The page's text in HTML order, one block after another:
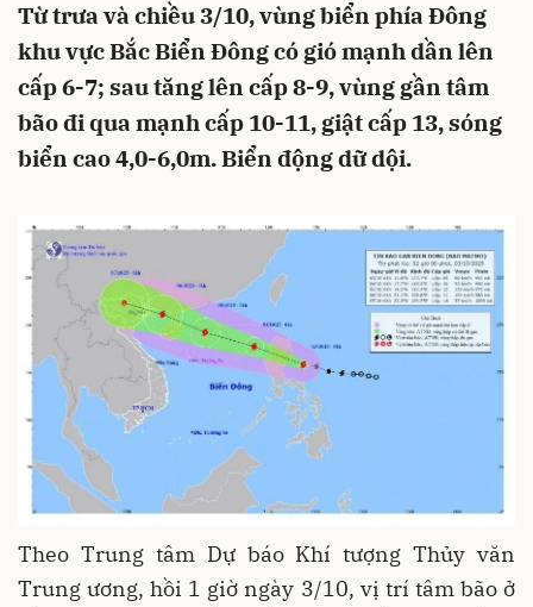
Từ trưa và chiều 3/10, vùng biển phía Đông
khu vực Bắc Biển Đông có gió mạnh dần lên
cấp 6-7; sau tăng lên cấp 8-9, vùng gần tâm
bão đi qua mạnh cấp 10-11, giật cấp 13, sóng
biển cao 4,0-6,0m. Biển động dữ dội.
Theo Trung tâm Dự báo Khí tượng Thủy văn
Trung ương, hồi 1 giờ ngày 3/10, vị trí tâm bão ở
Hủy Gửi